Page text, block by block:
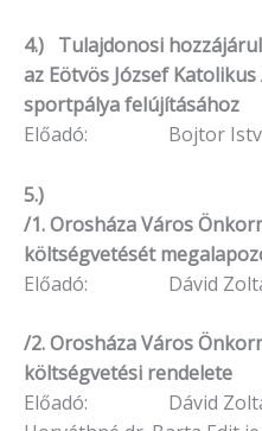
4.) Tulajdonosi
az Eötvös József
sportpálya felújításához
Előadó: Bojtor
5.)
/1. Orosháza Város
költségvetését
Előadó: Dávid
/2. Orosháza Város
költségvetési rendelete
Előadó: Dávid Zoltán